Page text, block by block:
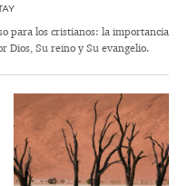
para los cristianos: la importancia
Dios, Su reino y Su evangelio.